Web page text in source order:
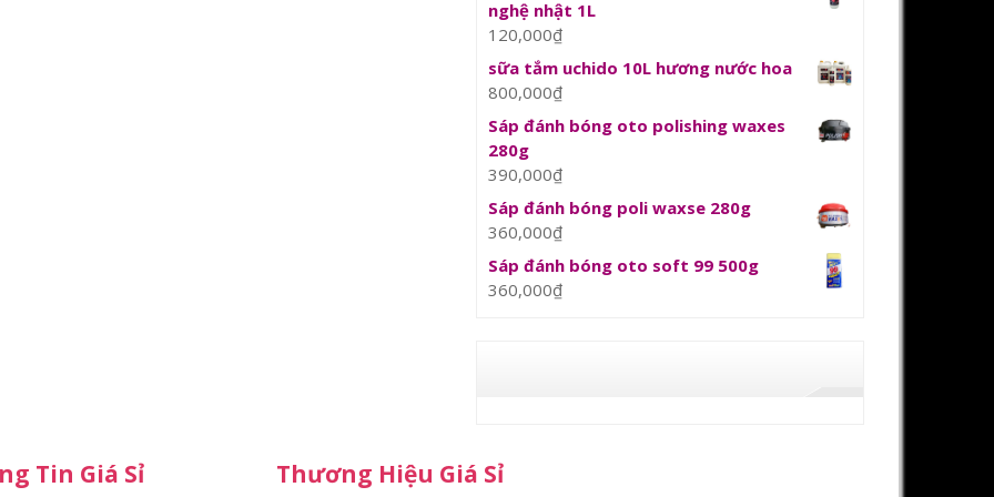
nghệ nhật 1L
120,000₫
sữa tắm uchido 10L hương nước hoa
800,000₫
Sáp đánh bóng oto polishing waxes
280g
390,000₫
Sáp đánh bóng poli waxse 280g
360,000₫
Sáp đánh bóng oto soft 99 500g
360,000₫
Tin Giá Sỉ Thương Hiệu Giá Sỉ